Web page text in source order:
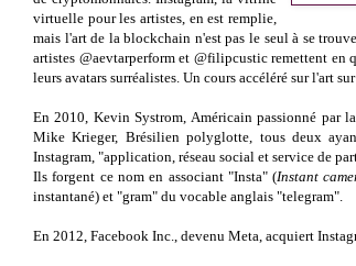
virtuelle pour les artistes, en est remplie,
mais l'art de la blockchain n'est pas le seul à se
artistes @aevtarperform et @filipcustic remettent en
leurs avatars surréalistes. Un cours accéléré sur l'art
En 2010, Kevin Systrom, Américain passionné par
Mike Krieger, Brésilien polyglotte, tous deux
Instagram, "application, réseau social et service de
Ils forgent ce nom en associant "Insta" (Instant
instantané) et "gram" du vocable anglais "telegram".
En 2012, Facebook Inc., devenu Meta, acquiert